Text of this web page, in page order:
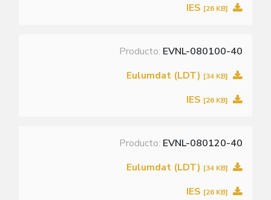
IES [26 KB]
Producto: EVNL-080100-40
Eulumdat (LDT) [34 KB]
IES [26 KB]
Producto: EVNL-080120-40
Eulumdat (LDT) [34 KB]
IES [26 KB]